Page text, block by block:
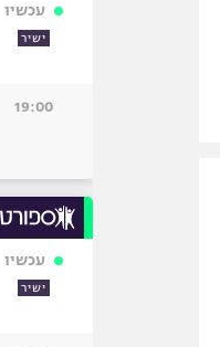
עכשיו
ישיר
19:00
עכשיו
ישיר